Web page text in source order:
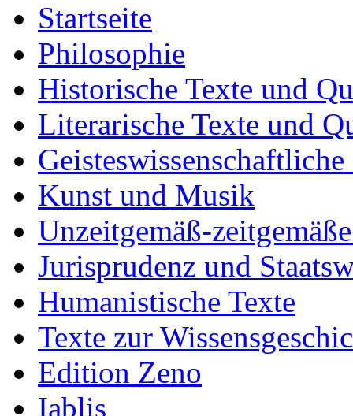
Startseite
Philosophie
Historische Texte und
Literarische Texte und
Kunst und Musik
Unzeitgemäß-
Jurisprudenz und
Humanistische Texte
Texte zur
Edition Zeno
Iablis